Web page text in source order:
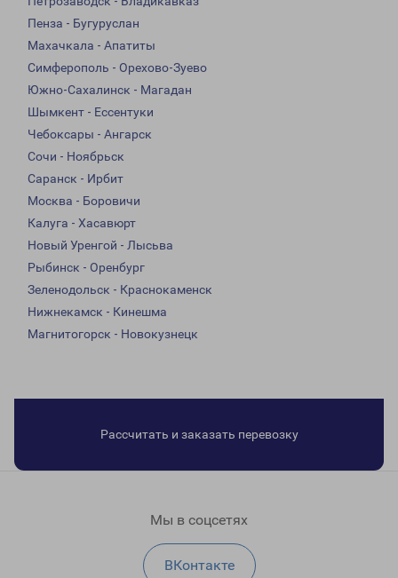
Пенза - Бугуруслан
Махачкала - Апатиты
Симферополь - Орехово-Зуево
Южно-Сахалинск - Магадан
Шымкент - Ессентуки
Чебоксары - Ангарск
Сочи - Ноябрьск
Саранск - Ирбит
Москва - Боровичи
Калуга - Хасавюрт
Новый Уренгой - Лысьва
Рыбинск - Оренбург
Зеленодольск - Краснокаменск
Нижнекамск - Кинешма
Магнитогорск - Новокузнецк
Рассчитать и заказать перевозку
Мы в соцсетях
ВКонтакте